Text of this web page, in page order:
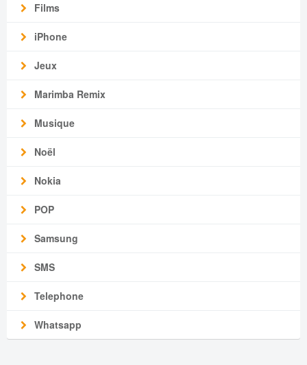
Films
iPhone
Jeux
Marimba Remix
Musique
Noël
Nokia
POP
Samsung
SMS
Telephone
Whatsapp